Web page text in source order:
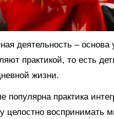
деятельность –
практикой, то есть
жизни.
популярна практика
целостно воспринимать